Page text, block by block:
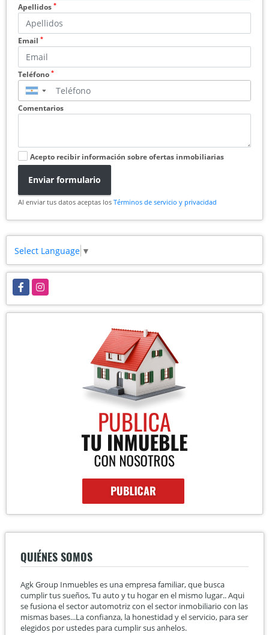
Apellidos *
Email *
Teléfono *
▼
Comentarios
Acepto recibir información sobre ofertas inmobiliarias
Enviar formulario
Al enviar tus datos aceptas los Términos de servicio y privacidad
Select Language ▼
FacebookInstagram
QUIÉNES SOMOS
Agk Group Inmuebles es una empresa familiar, que busca
cumplir tus sueños, Tu auto y tu hogar en el mismo lugar.. Aqui
se fusiona el sector automotriz con el sector inmobiliario con las
mismas bases...La confianza, la honestidad y el servicio, para ser
elegidos por ustedes para cumplir sus anhelos.